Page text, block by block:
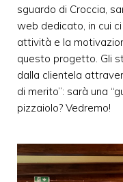
sguardo di Croccia,
web dedicato, in cui
attività e la
questo progetto. Gli
dalla clientela
di merito”: sarà una
pizzaiolo? Vedremo!